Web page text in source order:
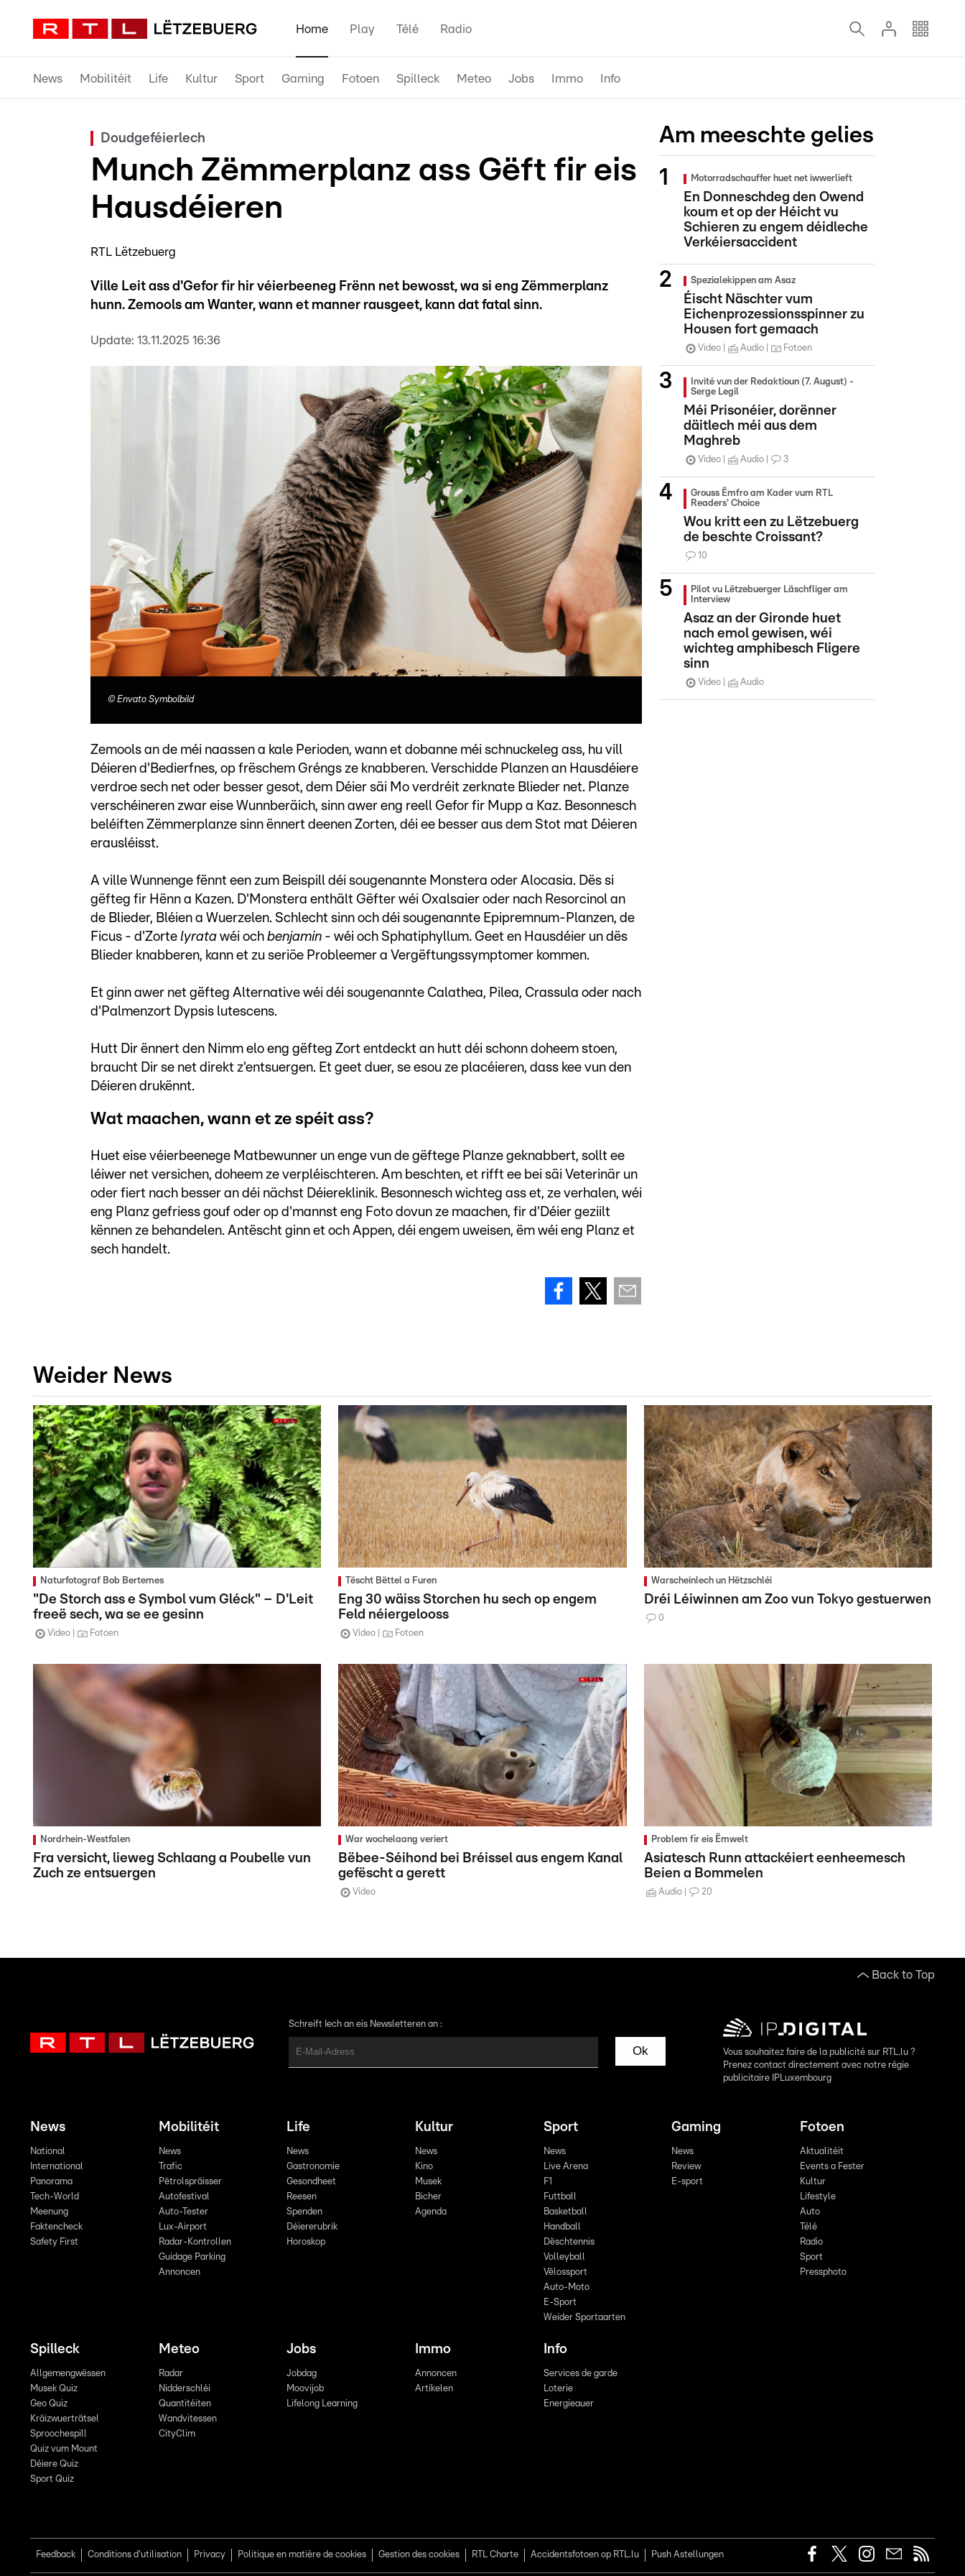
Home Play Télé Radio
News Mobilitéit Life Kultur Sport Gaming Fotoen Spilleck Meteo Jobs Immo Info
Doudgeféierlech
Munch Zëmmerplanz ass Gëft fir eis
Hausdéieren
RTL Lëtzebuerg
Ville Leit ass d'Gefor fir hir véierbeeneg Frënn net bewosst, wa si eng Zëmmerplanz
hunn. Zemools am Wanter, wann et manner rausgeet, kann dat fatal sinn.
Update: 13.11.2025 16:36
© Envato Symbolbild
Zemools an de méi naassen a kale Perioden, wann et dobanne méi schnuckeleg ass, hu vill
Déieren d'Bedierfnes, op frëschem Gréngs ze knabberen. Verschidde Planzen an Hausdéiere
verdroe sech net oder besser gesot, dem Déier säi Mo verdréit zerknate Blieder net. Planze
verschéineren zwar eise Wunnberäich, sinn awer eng reell Gefor fir Mupp a Kaz. Besonnesch
beléiften Zëmmerplanze sinn ënnert deenen Zorten, déi ee besser aus dem Stot mat Déieren
erausléisst.
A ville Wunnenge fënnt een zum Beispill déi sougenannte Monstera oder Alocasia. Dës si
gëfteg fir Hënn a Kazen. D'Monstera enthält Gëfter wéi Oxalsaier oder nach Resorcinol an
de Blieder, Bléien a Wuerzelen. Schlecht sinn och déi sougenannte Epipremnum-Planzen, de
Ficus - d'Zorte lyrata wéi och benjamin - wéi och Sphatiphyllum. Geet en Hausdéier un dës
Blieder knabberen, kann et zu seriöe Probleemer a Vergëftungssymptomer kommen.
Et ginn awer net gëfteg Alternative wéi déi sougenannte Calathea, Pilea, Crassula oder nach
d'Palmenzort Dypsis lutescens.
Hutt Dir ënnert den Nimm elo eng gëfteg Zort entdeckt an hutt déi schonn doheem stoen,
braucht Dir se net direkt z'entsuergen. Et geet duer, se esou ze placéieren, dass kee vun den
Déieren drukënnt.
Wat maachen, wann et ze spéit ass?
Huet eise véierbeenege Matbewunner un enge vun de gëftege Planze geknabbert, sollt ee
léiwer net versichen, doheem ze verpléischteren. Am beschten, et rifft ee bei säi Veterinär un
oder fiert nach besser an déi nächst Déiereklinik. Besonnesch wichteg ass et, ze verhalen, wéi
eng Planz gefriess gouf oder op d'mannst eng Foto dovun ze maachen, fir d'Déier geziilt
kënnen ze behandelen. Antëscht ginn et och Appen, déi engem uweisen, ëm wéi eng Planz et
sech handelt.
Am meeschte gelies
Motorradschauffer huet net iwwerlieft
En Donneschdeg den Owend
koum et op der Héicht vu
Schieren zu engem déidleche
Verkéiersaccident
Spezialekippen am Asaz
Éischt Näschter vum
Eichenprozessionsspinner zu
Housen fort gemaach
Video Audio Fotoen
Invité vun der Redaktioun (7. August) -
Serge Legil
Méi Prisonéier, dorënner
däitlech méi aus dem
Maghreb
Video Audio 3
Grouss Ëmfro am Kader vum RTL
Readers' Choice
Wou kritt een zu Lëtzebuerg
de beschte Croissant?
10
Pilot vu Lëtzebuerger Läschfliger am
Interview
Asaz an der Gironde huet
nach emol gewisen, wéi
wichteg amphibesch Fligere
sinn
Video Audio
Weider News
Naturfotograf Bob Bertemes
"De Storch ass e Symbol vum Gléck" – D'Leit
freeë sech, wa se ee gesinn
Video Fotoen
Tëscht Bëttel a Furen
Eng 30 wäiss Storchen hu sech op engem
Feld néiergelooss
Video Fotoen
Warscheinlech un Hëtzschléi
Dréi Léiwinnen am Zoo vun Tokyo gestuerwen
0
Nordrhein-Westfalen
Fra versicht, lieweg Schlaang a Poubelle vun
Zuch ze entsuergen
War wochelaang veriert
Bëbee-Séihond bei Bréissel aus engem Kanal
gefëscht a gerett
Video
Problem fir eis Ëmwelt
Asiatesch Runn attackéiert eenheemesch
Beien a Bommelen
Audio 20
Back to Top
Schreift Iech an eis Newsletteren an :
Ok
Vous souhaitez faire de la publicité sur RTL.lu ?
Prenez contact directement avec notre régie
publicitaire IPLuxembourg
News
National
International
Panorama
Tech-World
Meenung
Faktencheck
Safety First
Mobilitéit
News
Trafic
Pëtrolspräisser
Autofestival
Auto-Tester
Lux-Airport
Radar-Kontrollen
Guidage Parking
Annoncen
Life
News
Gastronomie
Gesondheet
Reesen
Spenden
Déiererubrik
Horoskop
Kultur
News
Kino
Musek
Bicher
Agenda
Sport
News
Live Arena
F1
Futtball
Basketball
Handball
Dëschtennis
Volleyball
Vëlossport
Auto-Moto
E-Sport
Weider Sportaarten
Gaming
News
Review
E-sport
Fotoen
Aktualitéit
Events a Fester
Kultur
Lifestyle
Auto
Télé
Radio
Sport
Pressphoto
Spilleck
Allgemengwëssen
Musek Quiz
Geo Quiz
Kräizwuerträtsel
Sproochespill
Quiz vum Mount
Déiere Quiz
Sport Quiz
Meteo
Radar
Nidderschléi
Quantitéiten
Wandvitessen
CityClim
Jobs
Jobdag
Moovijob
Lifelong Learning
Immo
Annoncen
Artikelen
Info
Services de garde
Loterie
Energieauer
Feedback Conditions d'utilisation Privacy Politique en matière de cookies Gestion des cookies RTL Charte Accidentsfotoen op RTL.lu Push Astellungen